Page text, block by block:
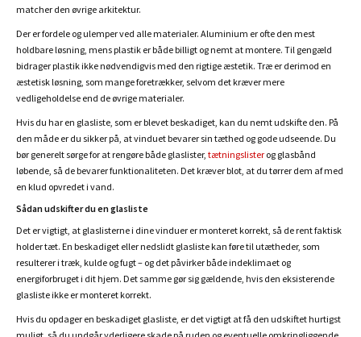
matcher den øvrige arkitektur.
Der er fordele og ulemper ved alle materialer. Aluminium er ofte den mest
holdbare løsning, mens plastik er både billigt og nemt at montere. Til gengæld
bidrager plastik ikke nødvendigvis med den rigtige æstetik. Træ er derimod en
æstetisk løsning, som mange foretrækker, selvom det kræver mere
vedligeholdelse end de øvrige materialer.
Hvis du har en glasliste, som er blevet beskadiget, kan du nemt udskifte den. På
den måde er du sikker på, at vinduet bevarer sin tæthed og gode udseende. Du
bør generelt sørge for at rengøre både glaslister, tætningslister og glasbånd
løbende, så de bevarer funktionaliteten. Det kræver blot, at du tørrer dem af med
en klud opvredet i vand.
Sådan udskifter du en glasliste
Det er vigtigt, at glaslisterne i dine vinduer er monteret korrekt, så de rent faktisk
holder tæt. En beskadiget eller nedslidt glasliste kan føre til utætheder, som
resulterer i træk, kulde og fugt – og det påvirker både indeklimaet og
energiforbruget i dit hjem. Det samme gør sig gældende, hvis den eksisterende
glasliste ikke er monteret korrekt.
Hvis du opdager en beskadiget glasliste, er det vigtigt at få den udskiftet hurtigst